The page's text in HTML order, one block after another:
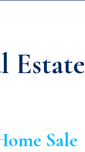
Estate
Sale